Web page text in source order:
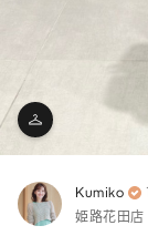
Kumiko
姫路花田店